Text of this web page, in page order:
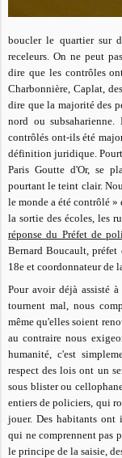
boucler le quartier sur
receleurs. On ne peut
dire que les contrôles
Charbonnière, Caplat,
dire que la majorité des
nord ou
contrôlés ont-ils été
définition juridique.
Paris Goutte d'Or, se
pourtant le teint clair.
le monde a été contrôlé »
la sortie des écoles, les
réponse du Préfet de
Bernard Boucault, préfet
18e et coordonnateur de
Pour avoir déjà assisté
tournent mal, nous
même qu'elles soient
au contraire nous
humanité, c'est
respect des lois ont un
sous blister ou
entiers de policiers, qui
jouer. Des habitants ont
qui ne comprennent pas
le principe de la saisie,